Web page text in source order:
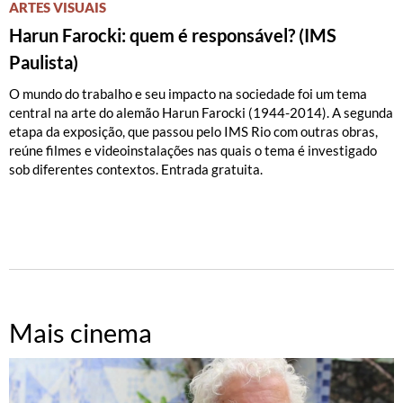
ARTES VISUAIS
Harun Farocki: quem é responsável? (IMS
Paulista)
O mundo do trabalho e seu impacto na sociedade foi um tema
central na arte do alemão Harun Farocki (1944-2014). A segunda
etapa da exposição, que passou pelo IMS Rio com outras obras,
reúne filmes e videoinstalações nas quais o tema é investigado
sob diferentes contextos. Entrada gratuita.
Mais cinema